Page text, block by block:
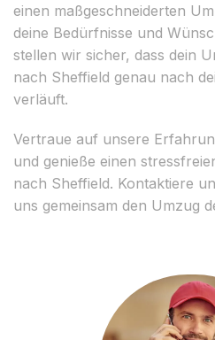
einen maßgeschneiderten
deine Bedürfnisse und
stellen wir sicher, dass dein
nach Sheffield genau nach
verläuft.
Vertraue auf unsere
und genieße einen
nach Sheffield. Kontaktiere
uns gemeinsam den Umzug